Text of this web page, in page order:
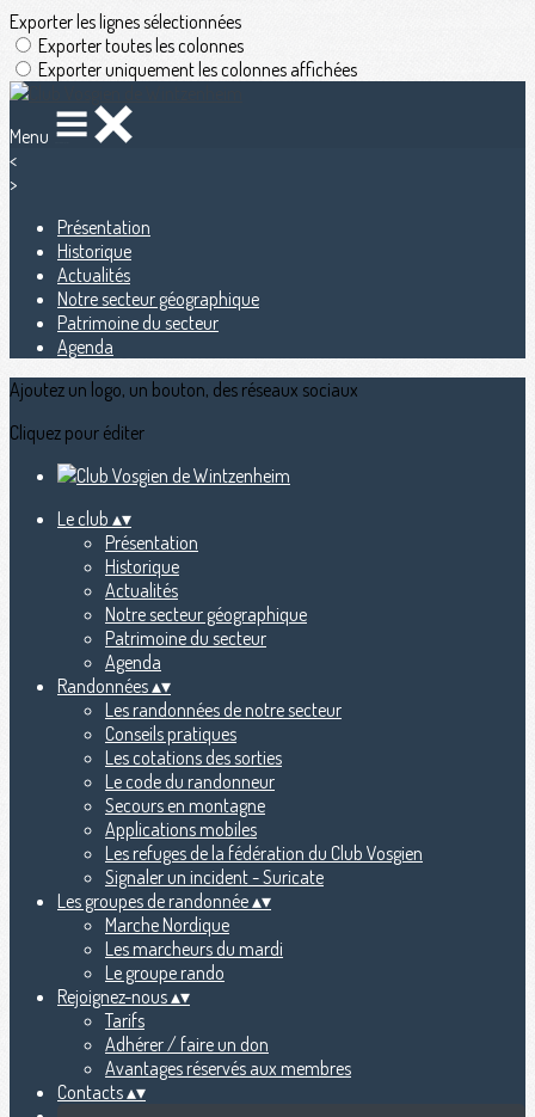
Exporter les lignes sélectionnées
Exporter toutes les colonnes
Exporter uniquement les colonnes affichées
Menu
<
>
Présentation
Historique
Actualités
Notre secteur géographique
Patrimoine du secteur
Agenda
Ajoutez un logo, un bouton, des réseaux sociaux
Cliquez pour éditer
Le club ▴▾
Présentation
Historique
Actualités
Notre secteur géographique
Patrimoine du secteur
Agenda
Randonnées▴▾
Les randonnées de notre secteur
Conseils pratiques
Les cotations des sorties
Le code du randonneur
Secours en montagne
Applications mobiles
Les refuges de la fédération du Club Vosgien
Signaler un incident - Suricate
Les groupes de randonnée▴▾
Marche Nordique
Les marcheurs du mardi
Le groupe rando
Rejoignez-nous▴▾
Tarifs
Adhérer / faire un don
Avantages réservés aux membres
Contacts▴▾